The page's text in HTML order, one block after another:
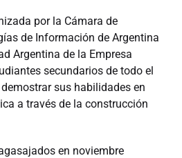
por la Cámara de
de Información de Argentina
Argentina de la Empresa
secundarios de todo el
sus habilidades en
a través de la construcción
en noviembre